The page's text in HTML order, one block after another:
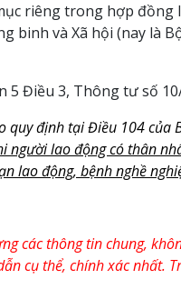
riêng trong hợp đồng
binh và Xã hội (nay là
5 Điều 3, Thông tư số
quy định tại Điều 104 của
lao động có thân
lao động, bệnh nghề
các thông tin chung,
cụ thể, chính xác